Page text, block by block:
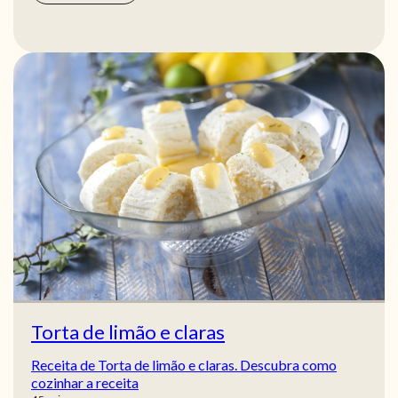
Torta de limão e claras
Receita de Torta de limão e claras. Descubra como
cozinhar a receita